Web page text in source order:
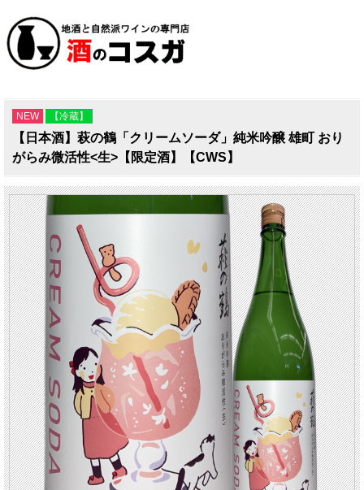
NEW 【冷蔵】
【日本酒】萩の鶴「クリームソーダ」純米吟醸 雄町 おり
がらみ微活性<生>【限定酒】【CWS】